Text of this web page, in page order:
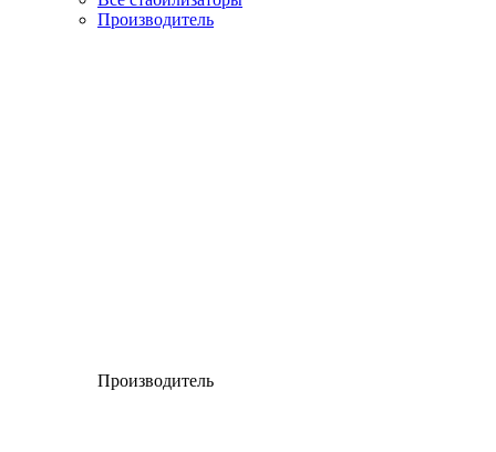
Производитель
Производитель